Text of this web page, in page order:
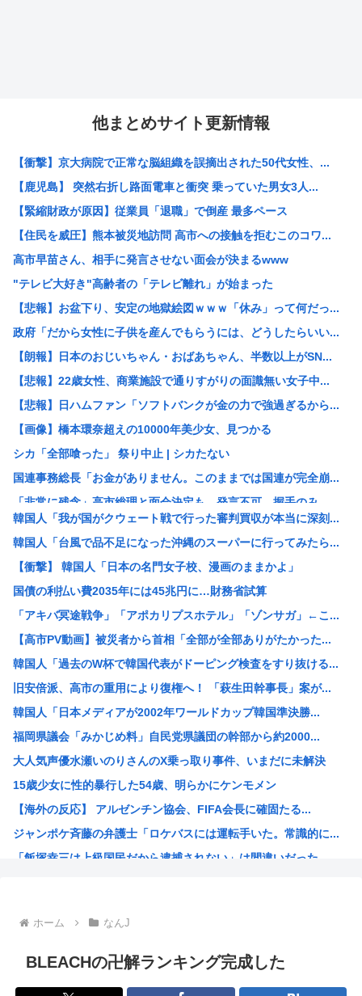
他まとめサイト更新情報
【衝撃】京大病院で正常な脳組織を誤摘出された50代女性、...
【鹿児島】 突然右折し路面電車と衝突 乗っていた男女3人...
【緊縮財政が原因】従業員「退職」で倒産 最多ペース
【住民を威圧】熊本被災地訪問 高市への接触を拒むこのコワ...
高市早苗さん、相手に発言させない面会が決まるwww
"テレビ大好き"高齢者の「テレビ離れ」が始まった
【悲報】お盆下り、安定の地獄絵図ｗｗｗ「休み」って何だっ...
政府「だから女性に子供を産んでもらうには、どうしたらいい...
【朗報】日本のおじいちゃん・おばあちゃん、半数以上がSN...
【悲報】22歳女性、商業施設で通りすがりの面識無い女子中...
【悲報】日ハムファン「ソフトバンクが金の力で強過ぎるから...
【画像】橋本環奈超えの10000年美少女、見つかる
シカ「全部喰った」 祭り中止 | シカたない
国連事務総長「お金がありません。このままでは国連が完全崩...
「非常に残念」高市総理と面会決定も…発言不可、握手のみ ...
大阪の花火大会、民度がレベチwww
［社説］永住厳格化で外国人の定着意欲をそぐな
KーPOPアイドル、「BABYMONSTER」「ILLI...
【画像】久保πボインボイン
ドイツ、猛暑による死者が9600人に
【NASA開発】3,980円の冷感ポンチョ、-15℃の謳...
【悲報】わいの婚約者の実家、キチゲエすぎて破談寸前
【イオンモール熊本】 一転して話が変わってくる「従業員の...
人んちで宅飲みワイ「ゴムある？」家主の女さん「はぁ？！」...
世界のケイスケ・ホンダ「ラーメン700円は安すぎる！20...
【悲報】人気アニメ「メイドインアビス」、主題歌にVTub...
【緊急高市速報】ガス警報器、受注停止。
【熊本地震】イオンモール熊本 従業員の避難誘導で、社内規...
わいせつな行為疑いで逮捕 エジプト国籍の男性を不起訴処分...
韓国人「我が国がクウェート戦で行った審判買収が本当に深刻...
韓国人「台風で品不足になった沖縄のスーパーに行ってみたら...
【衝撃】 韓国人「日本の名門女子校、漫画のままかよ」
国債の利払い費2035年には45兆円に…財務省試算
「アキバ冥途戦争」「アポカリプスホテル」「ゾンサガ」←こ...
【高市PV動画】被災者から首相「全部が全部ありがたかった...
韓国人「過去のW杯で韓国代表がドーピング検査をすり抜ける...
旧安倍派、高市の重用により復権へ！ 「萩生田幹事長」案が...
韓国人「日本メディアが2002年ワールドカップ韓国準決勝...
福岡県議会「みかじめ料」自民党県議団の幹部から約2000...
大人気声優水瀬いのりさんのX乗っ取り事件、いまだに未解決
15歳少女に性的暴行した54歳、明らかにケンモメン
【海外の反応】 アルゼンチン協会、FIFA会長に確固たる...
ジャンポケ斉藤の弁護士「ロケバスには運転手いた。常識的に...
「飯塚幸三は上級国民だから逮捕されない」は間違いだった…...
海外「日本人はなんて気高いんだ！」 英高級紙も驚愕した極...
海外「子宮頸部には神経がないので痛みは感じませんよ」医者...
ホーム なんJ
BLEACHの卍解ランキング完成した